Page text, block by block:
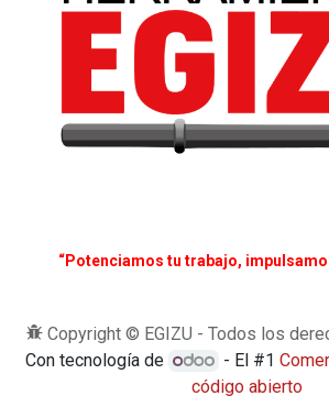
“Potenciamos tu trabajo,
Copyright © EGIZU - Todos los
Con tecnología de
- El #1
código abierto